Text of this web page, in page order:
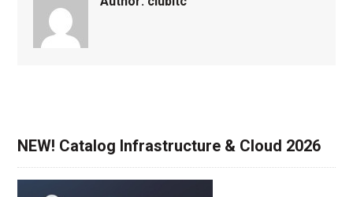
NEW! Catalog Infrastructure & Cloud 2026